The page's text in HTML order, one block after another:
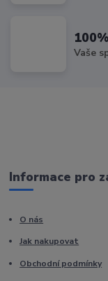
Vaše
Informace pro
O nás
Jak nakupovat
Obchodní podmínky